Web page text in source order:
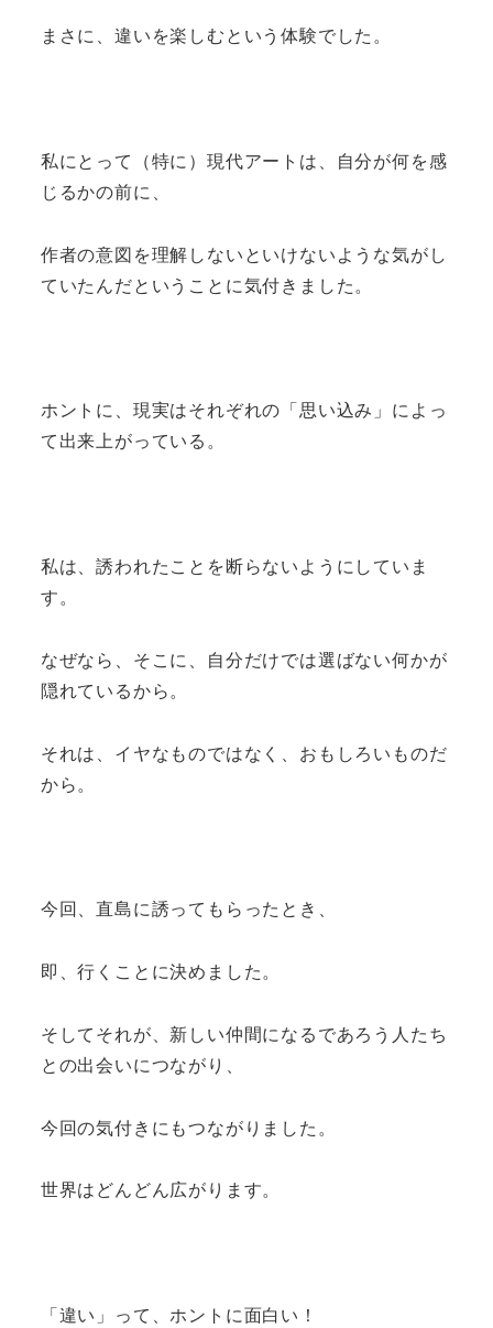
まさに、違いを楽しむという体験でした。
私にとって（特に）現代アートは、自分が何を感
じるかの前に、
作者の意図を理解しないといけないような気がし
ていたんだということに気付きました。
ホントに、現実はそれぞれの「思い込み」によっ
て出来上がっている。
私は、誘われたことを断らないようにしていま
す。
なぜなら、そこに、自分だけでは選ばない何かが
隠れているから。
それは、イヤなものではなく、おもしろいものだ
から。
今回、直島に誘ってもらったとき、
即、行くことに決めました。
そしてそれが、新しい仲間になるであろう人たち
との出会いにつながり、
今回の気付きにもつながりました。
世界はどんどん広がります。
「違い」って、ホントに面白い！